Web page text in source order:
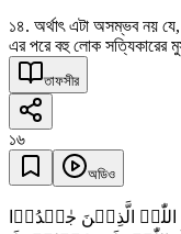
১৪. অর্থাৎ এটা অসম্ভব নয়
এর পরে বহু লোক সত্যিকারের
তাফসীর
১৬
অডিও
الَّذِیۡنَ جٰہَدُوۡا